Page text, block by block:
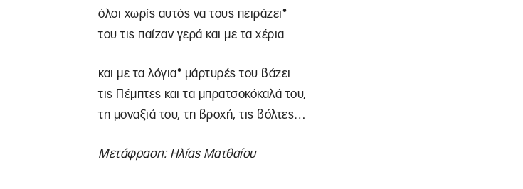
όλοι χωρίς αυτός να τους πειράζει•
του τις παίζαν γερά και με τα χέρια
και με τα λόγια• μάρτυρές του βάζει
τις Πέμπτες και τα μπρατσοκόκαλά του,
τη μοναξιά του, τη βροχή, τις βόλτες…
Μετάφραση: Ηλίας Ματθαίου